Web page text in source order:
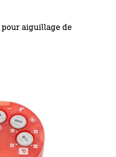
aiguillage de